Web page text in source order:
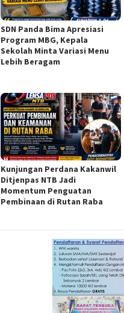
SDN Panda Bima Apresiasi
Program MBG, Kepala
Sekolah Minta Variasi Menu
Lebih Beragam
Kunjungan Perdana Kakanwil
Ditjenpas NTB Jadi
Momentum Penguatan
Pembinaan di Rutan Raba